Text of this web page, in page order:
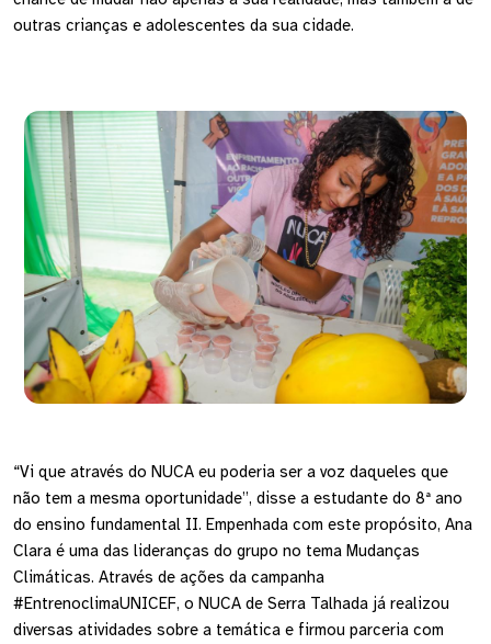
outras crianças e adolescentes da sua cidade.
“Vi que através do NUCA eu poderia ser a voz daqueles que
não tem a mesma oportunidade”, disse a estudante do 8ª ano
do ensino fundamental II. Empenhada com este propósito, Ana
Clara é uma das lideranças do grupo no tema Mudanças
Climáticas. Através de ações da campanha
#EntrenoclimaUNICEF, o NUCA de Serra Talhada já realizou
diversas atividades sobre a temática e firmou parceria com